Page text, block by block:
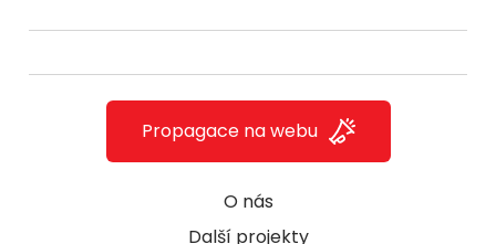
O nás
Další projekty
Propagace na webu